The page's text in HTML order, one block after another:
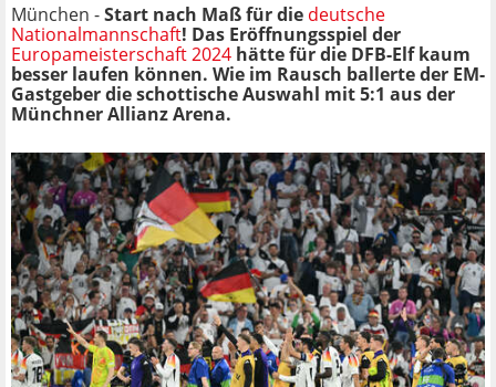
München -Start nach Maß für die deutsche
Nationalmannschaft! Das Eröffnungsspiel der
Europameisterschaft 2024 hätte für die DFB-Elf kaum
besser laufen können. Wie im Rausch ballerte der EM-
Gastgeber die schottische Auswahl mit 5:1 aus der
Münchner Allianz Arena.